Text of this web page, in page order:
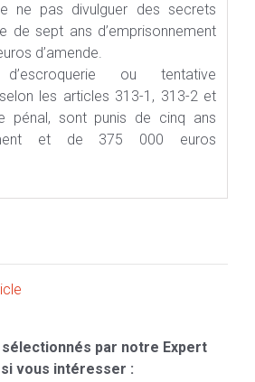
ne pas divulguer des secrets
de sept ans d’emprisonnement
d’amende.
ou tentative
les articles 313-1, 313-2 et
pénal, sont punis de cinq ans
et de 375 000 euros
par notre Expert
vous intéresser :